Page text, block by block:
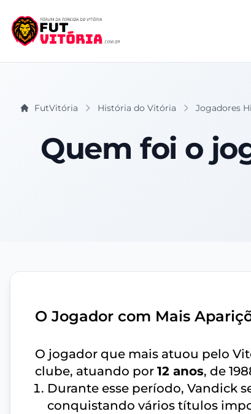
FutVitória História do Vitória Jogadores
Quem foi o
O Jogador com Mais
O jogador que mais atuou pelo
clube, atuando por 12 anos, de
Durante esse período, Vandick
conquistando vários títulos